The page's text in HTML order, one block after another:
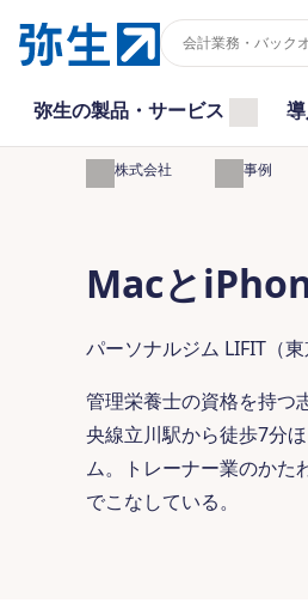
弥生の製品・サービス
弥生株式会社 導入事例
Macと
パーソナルジム LIFIT（東
管理栄養士の資格を持つ
央線立川駅から徒歩7分
ム。トレーナー業のかた
でこなしている。